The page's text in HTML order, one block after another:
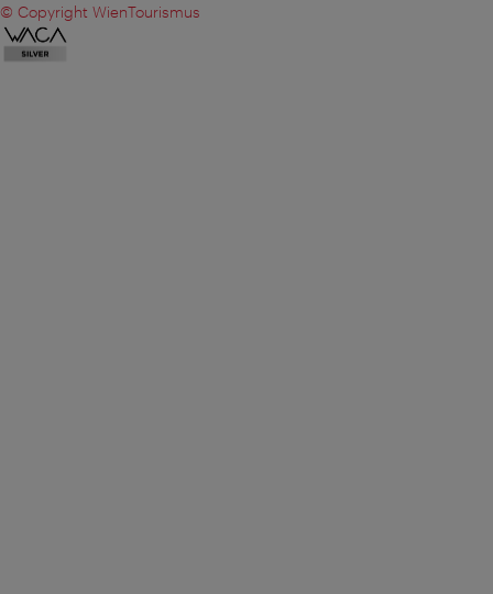
© Copyright WienTourismus